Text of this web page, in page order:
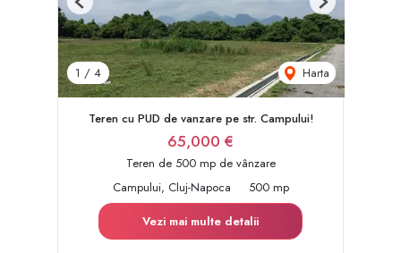
1 / 4 Harta
Previous Next
Teren cu PUD de vanzare pe str. Campului!
65,000 €
Teren de 500 mp de vânzare
Campului, Cluj-Napoca
500 mp
Vezi mai multe detalii